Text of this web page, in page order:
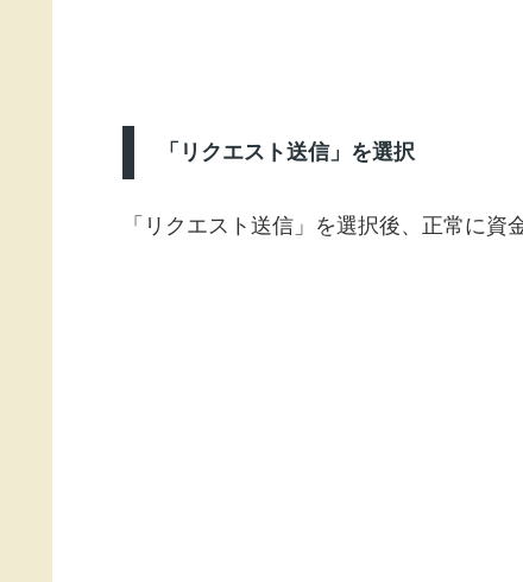
「リクエスト送信」を選択
「リクエスト送信」を選択後、正常に資